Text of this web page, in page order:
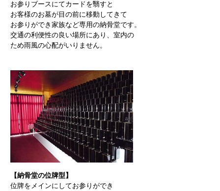
お参りブースにてカードを翳すと
お客様のお墓が目の前に移動してきて
お参りができ家族など専用の納骨堂です。
交通の利便性の良い場所にあり、室内の
ため雨風の心配がいりません。
【納骨堂の位牌型】
位牌をメインにしてお参りができ